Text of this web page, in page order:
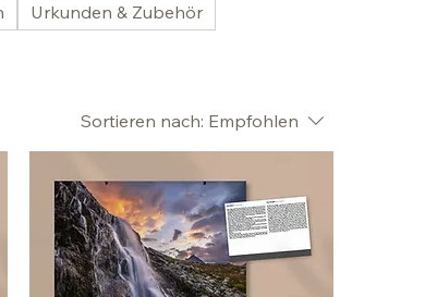
Urkunden & Zubehör
Sortieren nach: Empfohlen